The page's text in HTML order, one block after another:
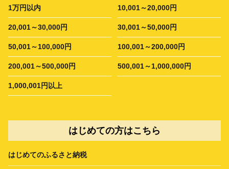
1万円以内 10,001～20,000円
20,001～30,000円 30,001～50,000円
50,001～100,000円 100,001～200,000円
200,001～500,000円 500,001～1,000,000円
1,000,001円以上
はじめての方はこちら
はじめてのふるさと納税